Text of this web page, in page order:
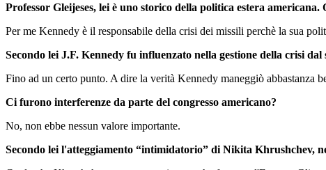
Professor Gleijeses, lei è uno storico della politica estera
Per me Kennedy è il responsabile della crisi dei missili perchè la sua
Secondo lei J.F. Kennedy fu influenzato nella gestione della crisi
Fino ad un certo punto. A dire la verità Kennedy maneggiò abbastanza
Ci furono interferenze da parte del congresso americano?
No, non ebbe nessun valore importante.
Secondo lei l'atteggiamento “intimidatorio” di Nikita Khrushchev,